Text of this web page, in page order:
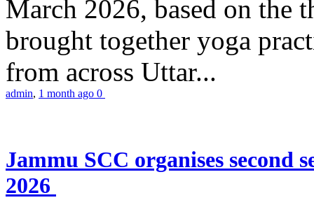
March 2026, based on the
brought together yoga
from across Uttar...
admin, 1 month ago 0
Jammu SCC organises second
2026